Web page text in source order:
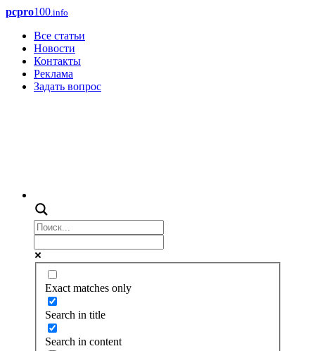
pcpro100.info
Все статьи
Новости
Контакты
Реклама
Задать вопрос
Exact matches only
Search in title
Search in content